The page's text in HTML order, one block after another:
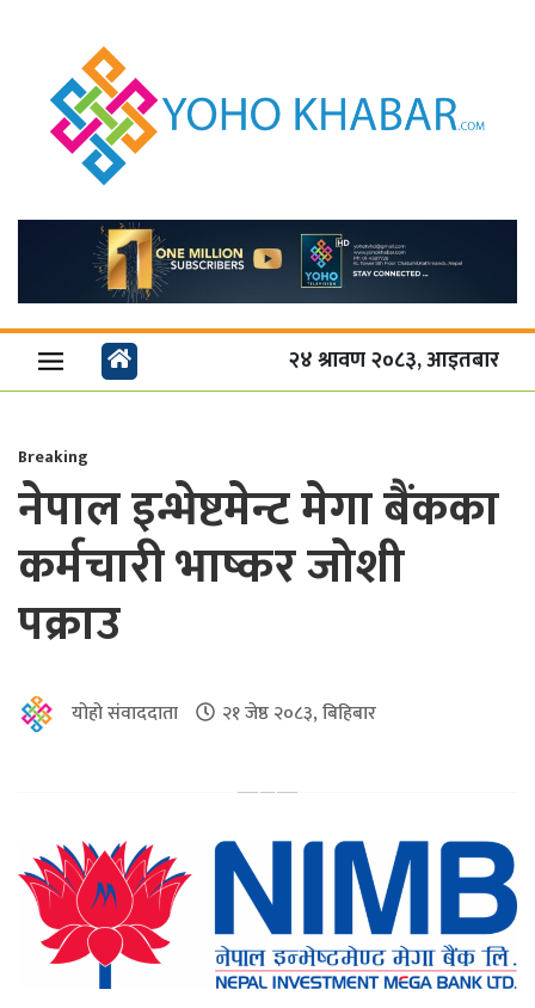
२४ श्रावण २०८३, आइतबार
Breaking
नेपाल इन्भेष्टमेन्ट मेगा बैंकका
कर्मचारी भाष्कर जोशी
पक्राउ
योहो संवाददाता २१ जेष्ठ २०८३, बिहिबार